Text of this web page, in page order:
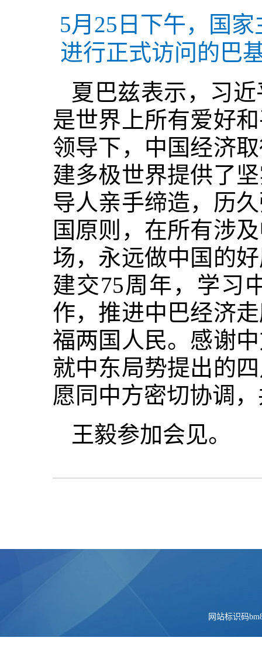
5月25日下午，国
进行正式访问的巴
夏巴兹表示，习
是世界上所有爱好
领导下，中国经济
建多极世界提供了
导人亲手缔造，历
国原则，在所有涉
场，永远做中国的
建交75周年，学习
作，推进中巴经济
福两国人民。感谢
就中东局势提出的
愿同中方密切协调
王毅参加会见。
网站标识码